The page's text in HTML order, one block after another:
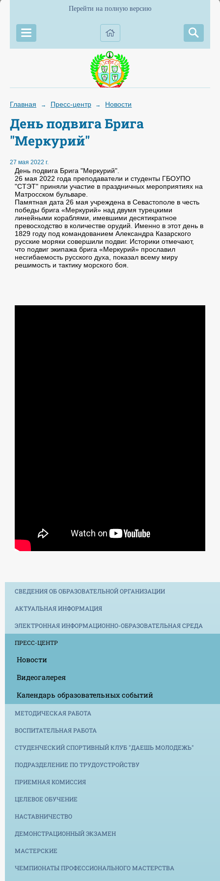
Перейти на полную версию
Главная → Пресс-центр → Новости
День подвига Брига
"Меркурий"
27 мая 2022 г.
День подвига Брига "Меркурий".
26 мая 2022 года преподаватели и студенты ГБОУПО
"СТЭТ" приняли участие в праздничных мероприятиях на
Матросском бульваре.
Памятная дата 26 мая учреждена в Севастополе в честь
победы брига «Меркурий» над двумя турецкими
линейными кораблями, имевшими десятикратное
превосходство в количестве орудий. Именно в этот день в
1829 году под командованием Александра Казарского
русские моряки совершили подвиг. Историки отмечают,
что подвиг экипажа брига «Меркурий» прославил
несгибаемость русского духа, показал всему миру
решимость и тактику морского боя.
СВЕДЕНИЯ ОБ ОБРАЗОВАТЕЛЬНОЙ ОРГАНИЗАЦИИ
АКТУАЛЬНАЯ ИНФОРМАЦИЯ
ЭЛЕКТРОННАЯ ИНФОРМАЦИОННО-ОБРАЗОВАТЕЛЬНАЯ СРЕДА
ПРЕСС-ЦЕНТР
Новости
Видеогалерея
Календарь образовательных событий
МЕТОДИЧЕСКАЯ РАБОТА
ВОСПИТАТЕЛЬНАЯ РАБОТА
СТУДЕНЧЕСКИЙ СПОРТИВНЫЙ КЛУБ "ДАЕШЬ МОЛОДЕЖЬ"
ПОДРАЗДЕЛЕНИЕ ПО ТРУДОУСТРОЙСТВУ
ПРИЕМНАЯ КОМИССИЯ
ЦЕЛЕВОЕ ОБУЧЕНИЕ
НАСТАВНИЧЕСТВО
ДЕМОНСТРАЦИОННЫЙ ЭКЗАМЕН
МАСТЕРСКИЕ
ЧЕМПИОНАТЫ ПРОФЕССИОНАЛЬНОГО МАСТЕРСТВА